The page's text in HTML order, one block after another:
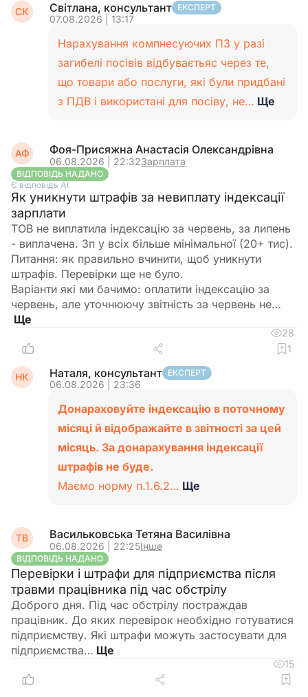
СК Світлана, консультант ЕКСПЕРТ
07.08.2026 | 13:17
Нарахування компнесуючих ПЗ у разі
загибелі посівів відбуваєтьяс через те,
що товари або послуги, які були придбані
з ПДВ і використані для посіву, не… Ще
АФ Фоя-Присяжна Анастасія Олександрівна
06.08.2026 | 22:32Зарплата
ВІДПОВІДЬ НАДАНО
Є відповідь АІ
Як уникнути штрафів за невиплату індексації
зарплати
ТОВ не виплатила індексацію за червень, за липень
- виплачена. Зп у всіх більше мінімальної (20+ тис).
Питання: як правильно вчинити, щоб уникнути
штрафів. Перевірки ще не було.
Варіанти які ми бачимо: оплатити індексацію за
червень, але уточнюючу звітність за червень не…
28
1
НК Наталя, консультант ЕКСПЕРТ
06.08.2026 | 23:36
Донараховуйте індексацію в поточному
місяці й відображайте в звітності за цей
місяць. За донарахування індексації
штрафів не буде.
Маємо норму п.1.6.2… Ще
ТВ Васильковська Тетяна Василiвна
06.08.2026 | 22:25Інше
ВІДПОВІДЬ НАДАНО
Перевірки і штрафи для підприємства після
травми працівника під час обстрілу
Доброго дня. Під час обстрілу постраждав
працівник. До яких перевірок необхідно готуватися
підприємству. Які штрафи можуть застосувати для
підприємства…
15